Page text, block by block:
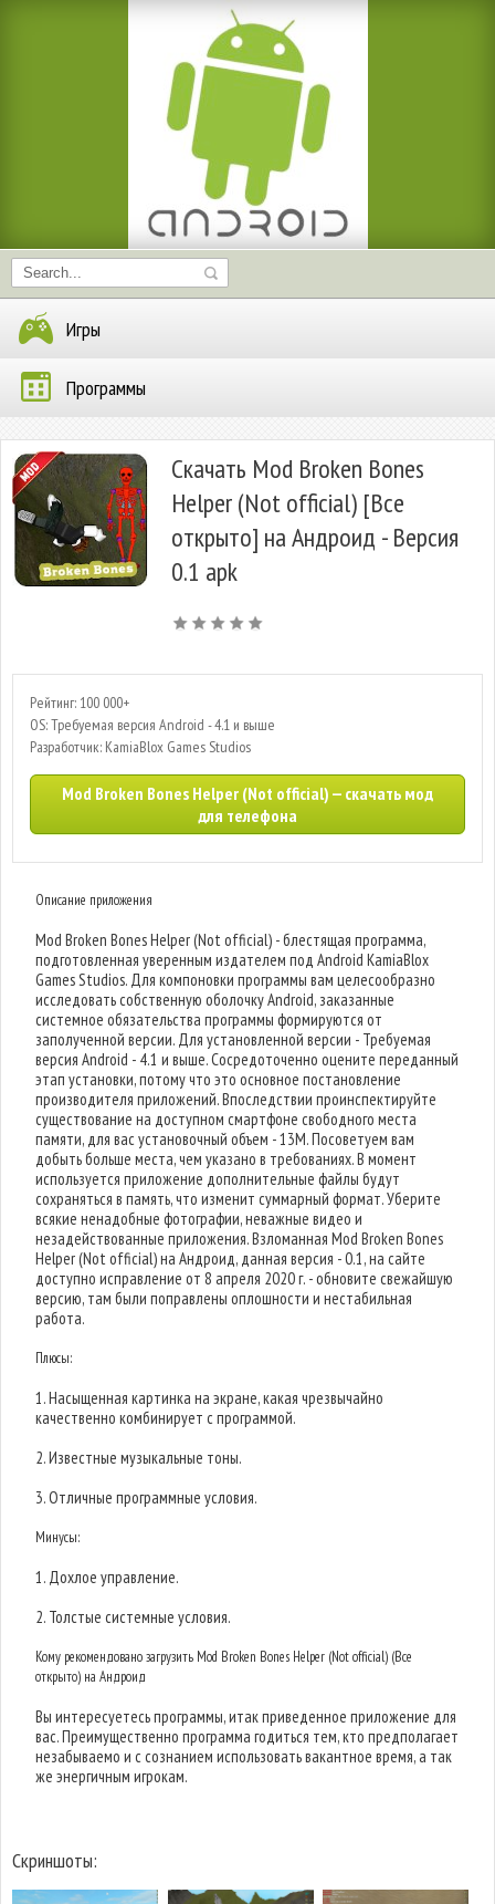
Игры
Программы
Скачать Mod Broken Bones
Helper (Not official) [Все
открыто] на Андроид - Версия
0.1 apk
Рейтинг: 100 000+
OS: Требуемая версия Android - 4.1 и выше
Разработчик: KamiaBlox Games Studios
Mod Broken Bones Helper (Not official) — скачать мод
для телефона
Описание приложения
Mod Broken Bones Helper (Not official) - блестящая программа,
подготовленная уверенным издателем под Android KamiaBlox
Games Studios. Для компоновки программы вам целесообразно
исследовать собственную оболочку Android, заказанные
системное обязательства программы формируются от
заполученной версии. Для установленной версии - Требуемая
версия Android - 4.1 и выше. Сосредоточенно оцените переданный
этап установки, потому что это основное постановление
производителя приложений. Впоследствии проинспектируйте
существование на доступном смартфоне свободного места
памяти, для вас установочный объем - 13M. Посоветуем вам
добыть больше места, чем указано в требованиях. В момент
используется приложение дополнительные файлы будут
сохраняться в память, что изменит суммарный формат. Уберите
всякие ненадобные фотографии, неважные видео и
незадействованные приложения. Взломанная Mod Broken Bones
Helper (Not official) на Андроид, данная версия - 0.1, на сайте
доступно исправление от 8 апреля 2020 г. - обновите свежайшую
версию, там были поправлены оплошности и нестабильная
работа.
Плюсы:
1. Насыщенная картинка на экране, какая чрезвычайно
качественно комбинирует с программой.
2. Известные музыкальные тоны.
3. Отличные программные условия.
Минусы:
1. Дохлое управление.
2. Толстые системные условия.
Кому рекомендовано загрузить Mod Broken Bones Helper (Not official) (Все
открыто) на Андроид
Вы интересуетесь программы, итак приведенное приложение для
вас. Преимущественно программа годиться тем, кто предполагает
незабываемо и с сознанием использовать вакантное время, а так
же энергичным игрокам.
Скриншоты: